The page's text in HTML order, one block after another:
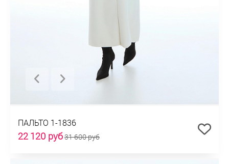
ПАЛЬТО 1-1836
22 120 руб31 600 руб